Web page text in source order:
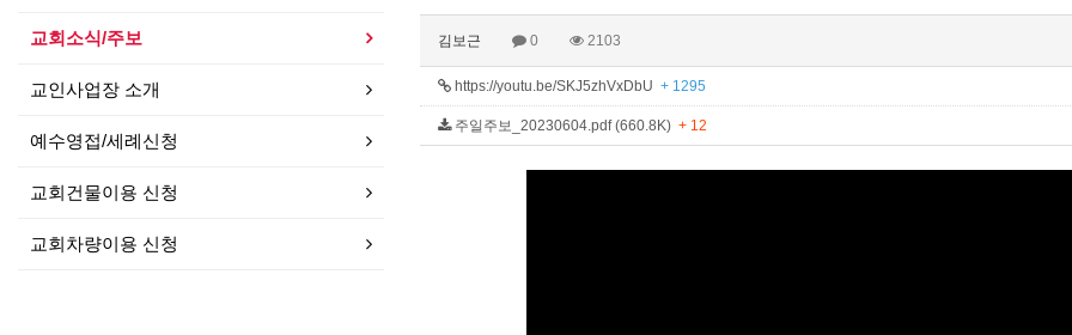
김보근 0 2103
https://youtu.be/SKJ5zhVxDbU + 1295
주일주보_20230604.pdf (660.8K) + 12
교회소식/주보
교인사업장 소개
예수영접/세례신청
교회건물이용 신청
교회차량이용 신청